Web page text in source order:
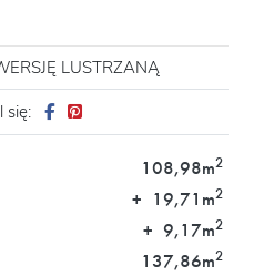
LUSTRZANĄ
się:
108,98m2
+ 19,71m2
+ 9,17m2
137,86m2